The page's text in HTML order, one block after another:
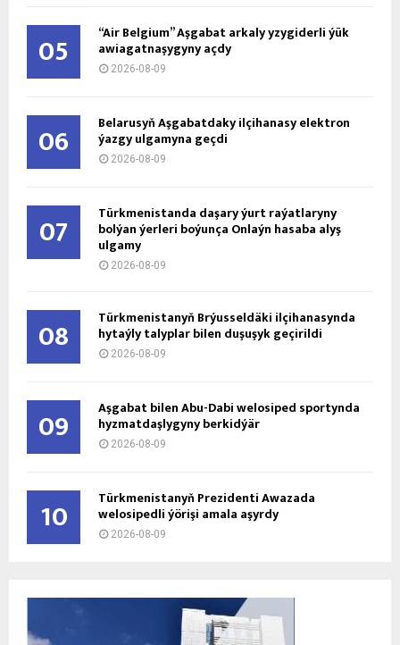
05 “Air Belgium” Aşgabat arkaly yzygiderli ýük
awiagatnaşygyny açdy
2026-08-09
06 Belarusyň Aşgabatdaky ilçihanasy elektron
ýazgy ulgamyna geçdi
2026-08-09
07 Türkmenistanda daşary ýurt raýatlaryny
bolýan ýerleri boýunça Onlaýn hasaba alyş
ulgamy
2026-08-09
08 Türkmenistanyň Brýusseldäki ilçihanasynda
hytaýly talyplar bilen duşuşyk geçirildi
2026-08-09
09 Aşgabat bilen Abu-Dabi welosiped sportynda
hyzmatdaşlygyny berkidýär
2026-08-09
10 Türkmenistanyň Prezidenti Awazada
welosipedli ýörişi amala aşyrdy
2026-08-09